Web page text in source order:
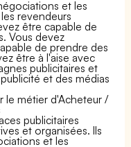
et les
revendeurs
être capable de
Vous devez
de prendre des
être à l'aise avec
publicitaires et
et des médias
le métier d'Acheteur /
publicitaires
et organisées. Ils
et les